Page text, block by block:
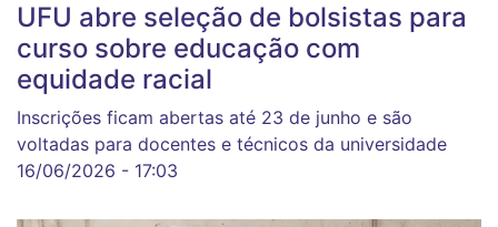
UFU abre seleção de bolsistas para
curso sobre educação com
equidade racial
Inscrições ficam abertas até 23 de junho e são
voltadas para docentes e técnicos da universidade
16/06/2026 - 17:03